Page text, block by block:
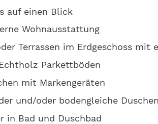
auf einen Blick
Wohnausstattung
Terrassen im Erdgeschoss mit
Parkettböden
mit Markengeräten
und/oder bodengleiche Duschen
in Bad und Duschbad